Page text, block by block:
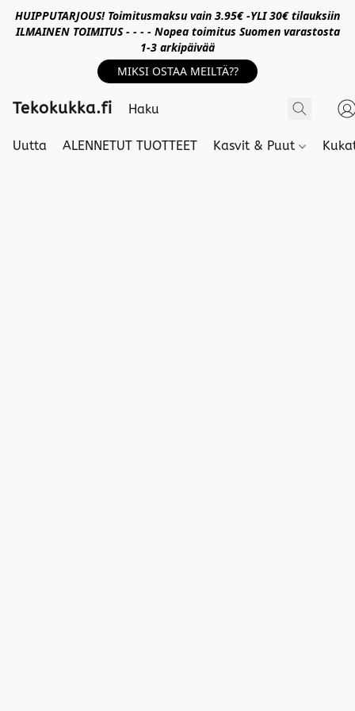
HUIPPUTARJOUS! Toimitusmaksu vain 3.95€ -YLI 30€ tilauksiin
ILMAINEN TOIMITUS - - - - Nopea toimitus Suomen varastosta
1-3 arkipäivää
MIKSI OSTAA MEILTÄ??
Tekokukka.fi
Uutta ALENNETUT TUOTTEET Kasvit & Puut